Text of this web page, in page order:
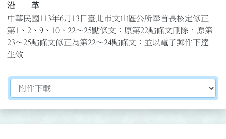
沿 革
中華民國113年6月13日臺北市文山區公所奉首長核定修正
第1、2、9、10、22～25點條文；原第22點條文刪除，原第
23～25點條文修正為第22～24點條文；並以電子郵件下達
生效
切換選擇法規資訊內容